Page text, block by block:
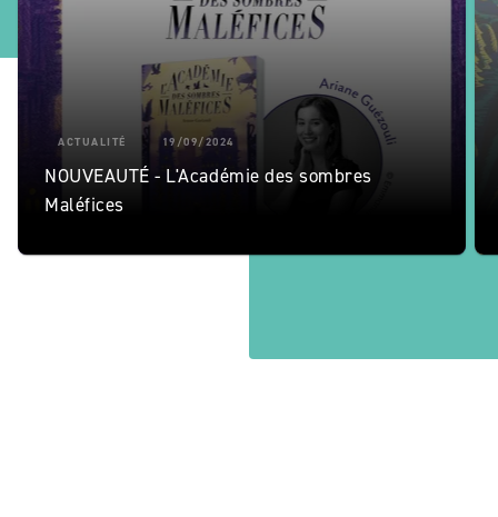
ACTUALITÉ 19/09/2024
NOUVEAUTÉ - L'Académie des sombres
Maléfices